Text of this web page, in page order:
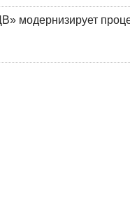
модернизирует